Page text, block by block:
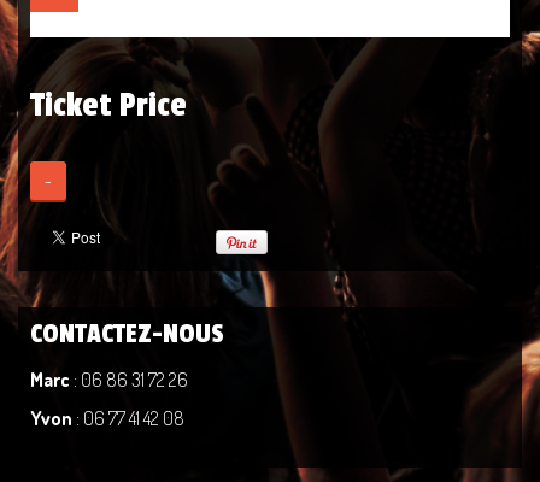
Ticket Price
-
CONTACTEZ-NOUS
Marc : 06 86 31 72 26
Yvon : 06 77 41 42 08